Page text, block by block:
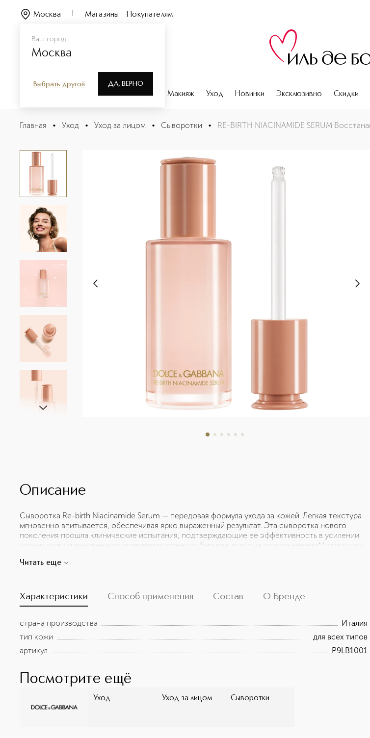
Ваш город
Москва
Выбрать другой ДА, ВЕРНО
Москва Магазины Покупателям
Парфюмерия Макияж Уход Новинки Эксклюзивно Скидки
RE-BIRTH NIACINAMIDE SERUM Восстанавливающая и разглаживающая сыворотка
Описание
Главная • Уход • Уход за лицом • Сыворотки • RE-BIRTH NIACINAMIDE SERUM
Описание
Сыворотка Re-birth Niacinamide Serum — передовая формула ухода за кожей. Легкая текстура
мгновенно впитывается, обеспечивая ярко выраженный результат. Эта сыворотка нового
поколения прошла клинические испытания, подтверждающие ее эффективность в усилении
сияния кожи и мгновенном укреплении кожного барьера: всего за четыре недели** средство
признаков старения. Сыворотка Re-birth Niacinamide Serum оснащена пипеткой с
тонах с золотистой отделкой. ХАРАКТЕРИСТИКИ Мгновенное увлажнение на +37%* 89%
участников тестирования отметили, что кожа выглядит восстановленной через 4 недели**
клинического/инструментального тестирования **По результатам самооценки
Читать еще
Характеристики Способ применения Состав О Бренде
страна производства
Италия
тип кожи
для всех типов
артикул
P9LB1001
Посмотрите ещё
Уход Уход за лицом Сыворотки